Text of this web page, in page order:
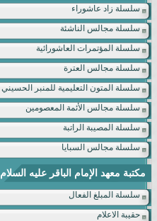
سلسلة زاد عاشوراء
سلسلة مجالس الناشئة
سلسلة المؤتمرات العاشورائية
سلسلة مجالس العترة
سلسلة المتون التعليمية للمنبر الحسيني
سلسلة مجالس الأئمة المعصومين
سلسلة المصيبة الراتبة
سلسلة مجالس السبايا
مكتبة معهد الإمام الباقر عليه السلام
سلسلة المبلغ الفعال
حقيبة الاعلام